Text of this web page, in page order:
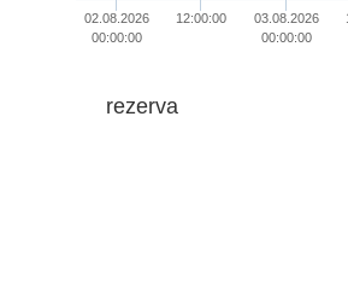
02.08.2026
00:00:00
12:00:00
03.08.2026
00:00:00
rezerva